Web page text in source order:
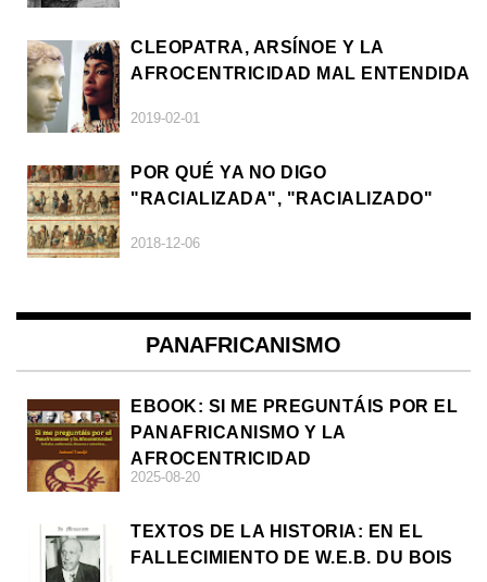
CLEOPATRA, ARSÍNOE Y LA
AFROCENTRICIDAD MAL ENTENDIDA
2019-02-01
POR QUÉ YA NO DIGO
"RACIALIZADA", "RACIALIZADO"
2018-12-06
PANAFRICANISMO
EBOOK: SI ME PREGUNTÁIS POR EL
PANAFRICANISMO Y LA
AFROCENTRICIDAD
2025-08-20
TEXTOS DE LA HISTORIA: EN EL
FALLECIMIENTO DE W.E.B. DU BOIS